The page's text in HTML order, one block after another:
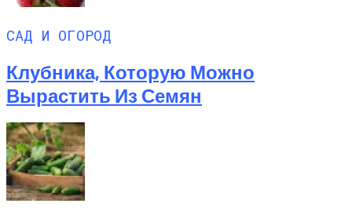
САД И ОГОРОД
Клубника, Которую Можно
Вырастить Из Семян